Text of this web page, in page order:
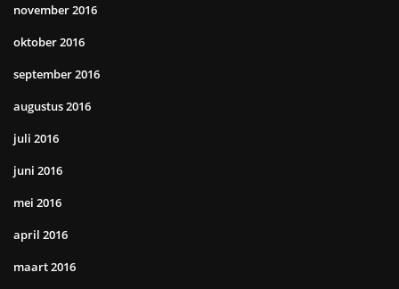
november 2016
oktober 2016
september 2016
augustus 2016
juli 2016
juni 2016
mei 2016
april 2016
maart 2016